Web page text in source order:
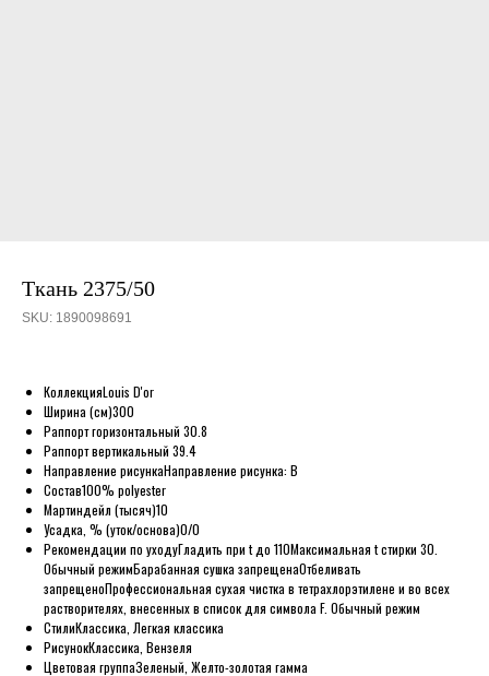
Ткань 2375/50
SKU: 1890098691
КоллекцияLouis D'or
Ширина (см)300
Раппорт горизонтальный 30.8
Раппорт вертикальный 39.4
Направление рисункаНаправление рисунка: B
Состав100% polyester
Мартиндейл (тысяч)10
Усадка, % (уток/основа)0/0
Рекомендации по уходуГладить при t до 110Максимальная t стирки 30.
Обычный режимБарабанная сушка запрещенаОтбеливать
запрещеноПрофессиональная сухая чистка в тетрахлорэтилене и во всех
растворителях, внесенных в список для символа F. Обычный режим
СтилиКлассика, Легкая классика
РисунокКлассика, Вензеля
Цветовая группаЗеленый, Желто-золотая гамма